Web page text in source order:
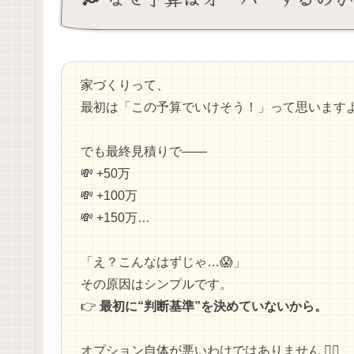
家づくりって、
最初は「この予算でいけそう！」って思います
でも最終見積りで――
💸 +50万
💸 +100万
💸 +150万…
「え？こんなはずじゃ…😱」
その原因はシンプルです。
👉 最初に“判断基準”を決めていないから。
オプション自体が悪いわけではありません 🙅‍♂️